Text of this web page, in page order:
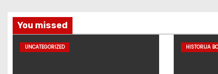
You missed
UNCATEGORIZED HISTORIJA